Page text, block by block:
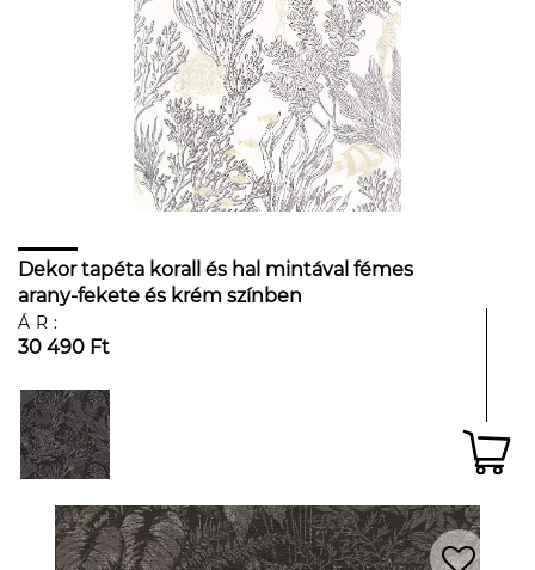
Dekor tapéta korall és hal mintával fémes
arany-fekete és krém színben
ÁR:
30 490 Ft